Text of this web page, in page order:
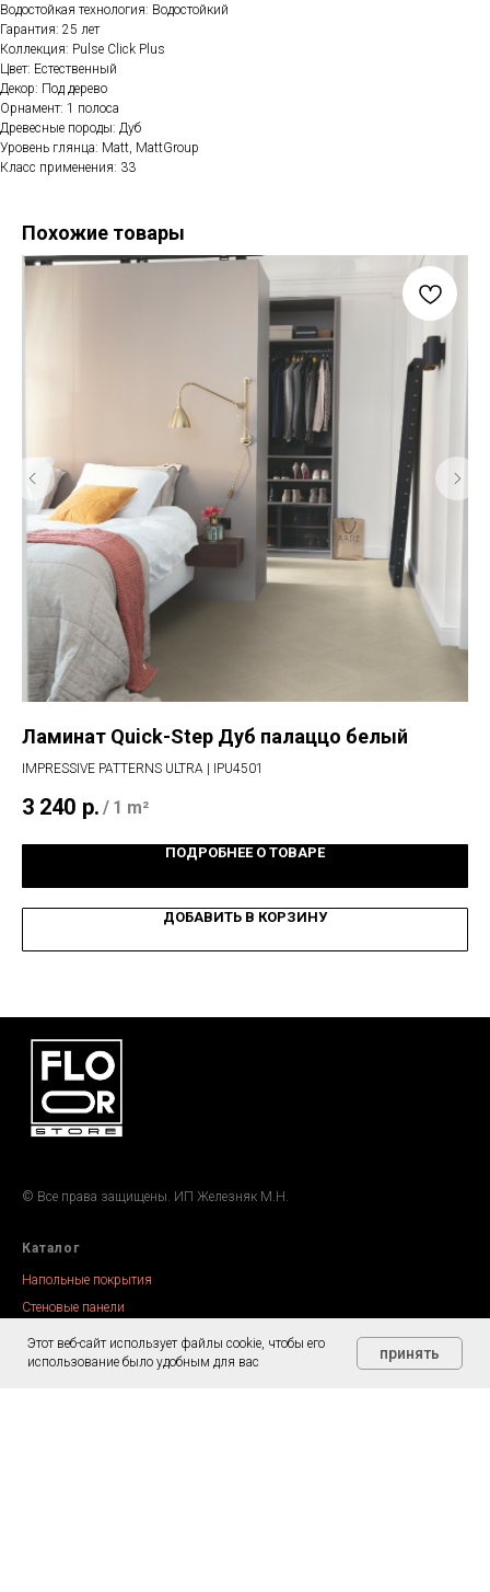
Водостойкая технология: Водостойкий
Гарантия: 25 лет
Коллекция: Pulse Click Plus
Цвет: Естественный
Декор: Под дерево
Орнамент: 1 полоса
Древесные породы: Дуб
Уровень глянца: Matt, MattGroup
Класс применения: 33
Похожие товары
Ламинат Quick-Step Дуб палаццо белый
IMPRESSIVE PATTERNS ULTRA | IPU4501
3 240 р. / 1 m²
ПОДРОБНЕЕ О ТОВАРЕ
ДОБАВИТЬ В КОРЗИНУ
© Все права защищены. ИП Железняк М.Н.
Каталог
Напольные покрытия
Стеновые панели
Сопутствующие товары
Этот веб-сайт использует файлы cookie, чтобы его
использование было удобным для вас
принять